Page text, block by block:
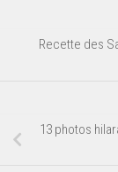
Recette des
13 photos